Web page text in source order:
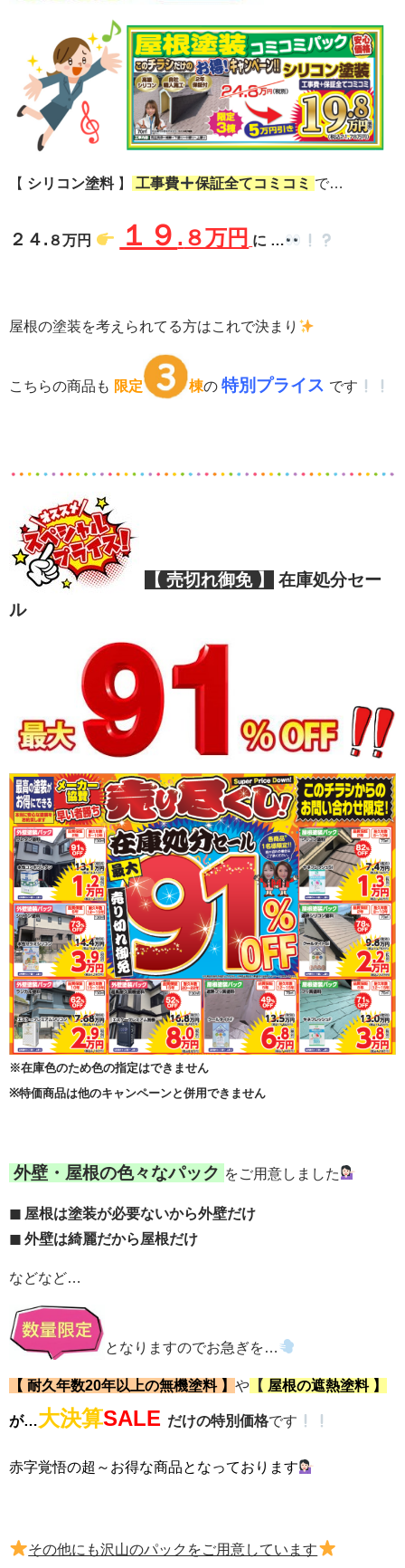
【 シリコン塗料】 工事費 保証全てコミコミ で…
２４. ８万円 １９ . ８万円 に …
屋根の塗装を考えられてる方はこれで決まり
こちらの商品も 限定 棟の 特別プライス です
【 売切れ御免 】
在庫処分セー
ル
※在庫色のため色の指定はできません
※特価商品は他のキャンペーンと併用できません
外壁・屋根の色々なパック をご用意しました
◼ 屋根は塗装が必要ないから外壁だけ
◼ 外壁は綺麗だから屋根だけ
などなど…
となりますのでお急ぎを…
【 耐久年数20年以上の無機塗料 】 や 【 屋根の遮熱塗料 】
が…大決算SALE だけの特別価格です
赤字覚悟の超～お得な商品となっております
その他にも沢山のパックをご用意しています